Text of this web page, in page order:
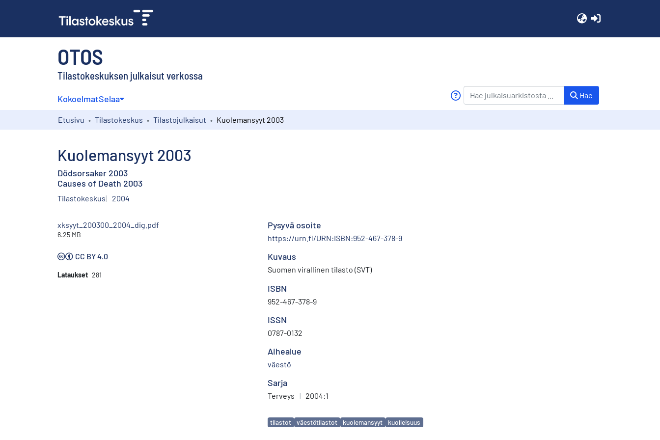
OTOS
Tilastokeskuksen julkaisut verkossa
KokoelmatSelaa Hae
Etusivu Tilastokeskus Tilastojulkaisut Kuolemansyyt 2003
Kuolemansyyt 2003
Dödsorsaker 2003
Causes of Death 2003
Tilastokeskus 2004
xksyyt_200300_2004_dig.pdf
6.25 MB
CC BY 4.0
Lataukset 281
Pysyvä osoite
https://urn.fi/URN:ISBN:952-467-378-9
Kuvaus
Suomen virallinen tilasto (SVT)
ISBN
952-467-378-9
ISSN
0787-0132
Aihealue
väestö
Sarja
Terveys | 2004:1
Avainsanat
tilastot väestötilastot kuolemansyyt kuolleisuus